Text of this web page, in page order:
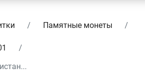
Памятные монеты